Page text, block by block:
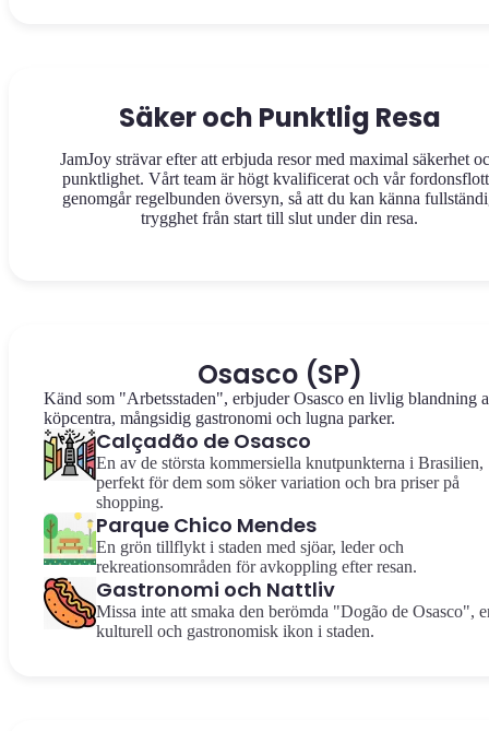
Säker och Punktlig Resa
JamJoy strävar efter att erbjuda resor med maximal säkerhet
punktlighet. Vårt team är högt kvalificerat och vår
genomgår regelbunden översyn, så att du kan känna
trygghet från start till slut under din resa.
Osasco (SP)
Känd som "Arbetsstaden", erbjuder Osasco en livlig blandning
köpcentra, mångsidig gastronomi och lugna parker.
Calçadão de Osasco
En av de största kommersiella knutpunkterna i Brasilien,
perfekt för dem som söker variation och bra priser på
shopping.
Parque Chico Mendes
En grön tillflykt i staden med sjöar, leder och
rekreationsområden för avkoppling efter resan.
Gastronomi och Nattliv
Missa inte att smaka den berömda "Dogão de Osasco",
kulturell och gastronomisk ikon i staden.